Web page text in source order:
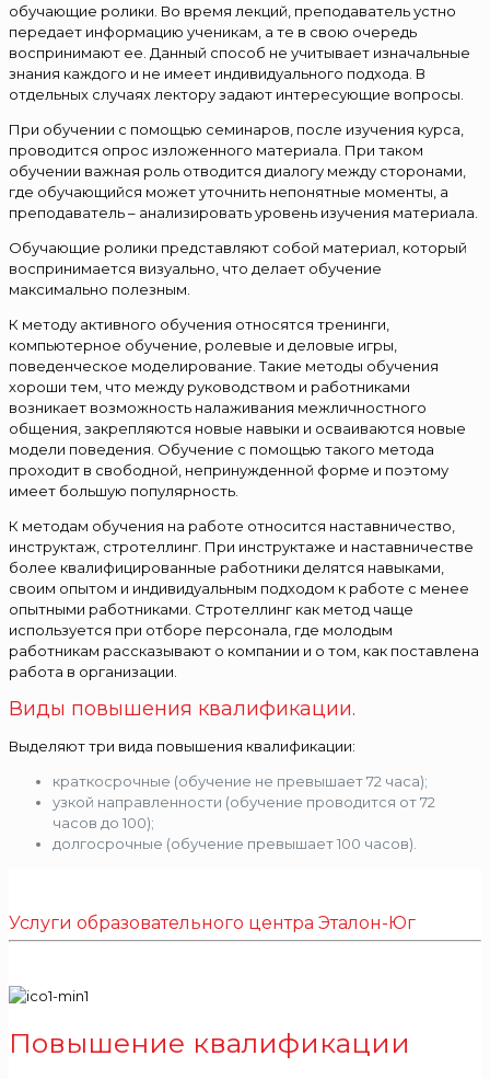
обучающие ролики. Во время лекций, преподаватель устно
передает информацию ученикам, а те в свою очередь
воспринимают ее. Данный способ не учитывает изначальные
знания каждого и не имеет индивидуального подхода. В
отдельных случаях лектору задают интересующие вопросы.
При обучении с помощью семинаров, после изучения курса,
проводится опрос изложенного материала. При таком
обучении важная роль отводится диалогу между сторонами,
где обучающийся может уточнить непонятные моменты, а
преподаватель – анализировать уровень изучения материала.
Обучающие ролики представляют собой материал, который
воспринимается визуально, что делает обучение
максимально полезным.
К методу активного обучения относятся тренинги,
компьютерное обучение, ролевые и деловые игры,
поведенческое моделирование. Такие методы обучения
хороши тем, что между руководством и работниками
возникает возможность налаживания межличностного
общения, закрепляются новые навыки и осваиваются новые
модели поведения. Обучение с помощью такого метода
проходит в свободной, непринужденной форме и поэтому
имеет большую популярность.
К методам обучения на работе относится наставничество,
инструктаж, стротеллинг. При инструктаже и наставничестве
более квалифицированные работники делятся навыками,
своим опытом и индивидуальным подходом к работе с менее
опытными работниками. Стротеллинг как метод чаще
используется при отборе персонала, где молодым
работникам рассказывают о компании и о том, как поставлена
работа в организации.
Виды повышения квалификации.
Выделяют три вида повышения квалификации:
краткосрочные (обучение не превышает 72 часа);
узкой направленности (обучение проводится от 72
часов до 100);
долгосрочные (обучение превышает 100 часов).
Услуги образовательного центра Эталон-Юг
Повышение квалификации